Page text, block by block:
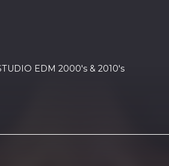
EDM 2000's & 2010's